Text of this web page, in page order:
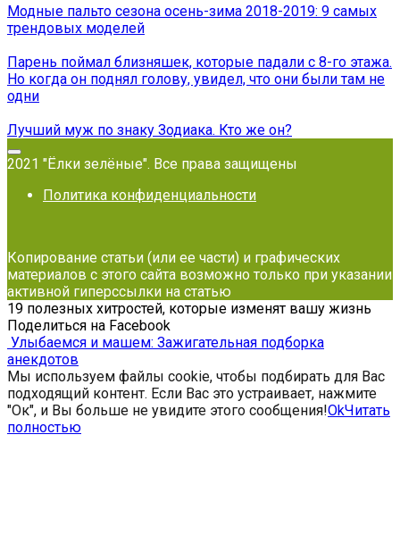
Модные пальто сезона осень-зима 2018-2019: 9 самых
трендовых моделей
Парень поймал близняшек, которые падали с 8-го этажа.
Но когда он поднял голову, увидел, что они были там не
одни
Лучший муж по знаку Зодиака. Кто же он?
2021 "Ёлки зелёные". Все права защищены
Политика конфиденциальности
Копирование статьи (или ее части) и графических
материалов с этого сайта возможно только при указании
активной гиперссылки на статью
19 полезных хитростей, которые изменят вашу жизнь
Поделиться на Facebook
Улыбаемся и машем: Зажигательная подборка
анекдотов
Мы используем файлы cookie, чтобы подбирать для Вас
подходящий контент. Если Вас это устраивает, нажмите
"Ок", и Вы больше не увидите этого сообщения!OkЧитать
полностью